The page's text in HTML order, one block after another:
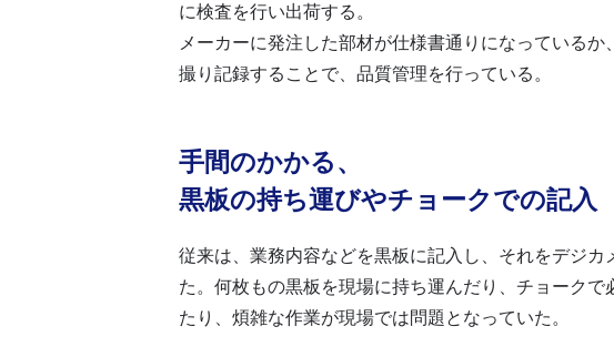
に検査を行い出荷する。
メーカーに発注した部材が仕様書通りになっている
撮り記録することで、品質管理を行っている。
手間のかかる、
黒板の持ち運びやチョークでの記入
従来は、業務内容などを黒板に記入し、それをデジカ
た。何枚もの黒板を現場に持ち運んだり、チョークで
たり、煩雑な作業が現場では問題となっていた。